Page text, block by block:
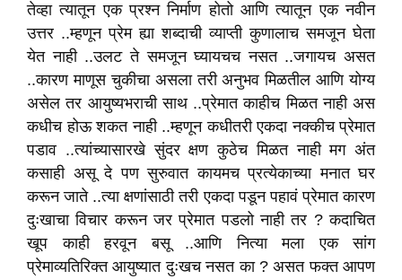
तेव्हा त्यातून एक प्रश्न निर्माण होतो आणि त्यातून एक नवीन
उत्तर ..म्हणून प्रेम ह्या शब्दाची व्याप्ती कुणालाच समजून घेता
येत नाही ..उलट ते समजून घ्यायचच नसत ..जगायच असत
..कारण माणूस चुकीचा असला तरी अनुभव मिळतील आणि योग्य
असेल तर आयुष्यभराची साथ ..प्रेमात काहीच मिळत नाही अस
कधीच होऊ शकत नाही ..म्हणून कधीतरी एकदा नक्कीच प्रेमात
पडाव ..त्यांच्यासारखे सुंदर क्षण कुठेच मिळत नाही मग अंत
कसाही असू दे पण सुरुवात कायमच प्रत्येकाच्या मनात घर
करून जाते ..त्या क्षणांसाठी तरी एकदा पडून पहावं प्रेमात कारण
दुःखाचा विचार करून जर प्रेमात पडलो नाही तर ? कदाचित
खूप काही हरवून बसू ..आणि नित्या मला एक सांग
प्रेमाव्यतिरिक्त आयुष्यात दुःखच नसत का ? असत फक्त आपण